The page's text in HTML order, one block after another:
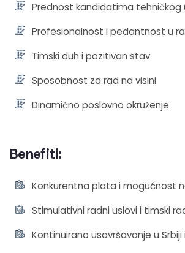
Prednost kandidatima tehničkog
Profesionalnost i pedantnost u
Timski duh i pozitivan stav
Sposobnost za rad na visini
Dinamično poslovno okruženje
Benefiti:
Konkurentna plata i mogućnost
Stimulativni radni uslovi i timski
Kontinuirano usavršavanje u